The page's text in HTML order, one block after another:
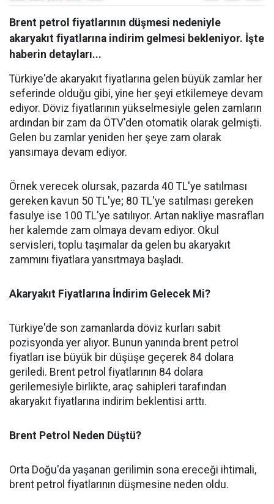
Brent petrol fiyatlarının düşmesi nedeniyle
akaryakıt fiyatlarına indirim gelmesi bekleniyor. İşte
haberin detayları...
Türkiye'de akaryakıt fiyatlarına gelen büyük zamlar her
seferinde olduğu gibi, yine her şeyi etkilemeye devam
ediyor. Döviz fiyatlarının yükselmesiyle gelen zamların
ardından bir zam da ÖTV'den otomatik olarak gelmişti.
Gelen bu zamlar yeniden her şeye zam olarak
yansımaya devam ediyor.
Örnek verecek olursak, pazarda 40 TL'ye satılması
gereken kavun 50 TL'ye; 80 TL'ye satılması gereken
fasulye ise 100 TL'ye satılıyor. Artan nakliye masrafları
her kalemde zam olmaya devam ediyor. Okul
servisleri, toplu taşımalar da gelen bu akaryakıt
zammını fiyatlara yansıtmaya başladı.
Akaryakıt Fiyatlarına İndirim Gelecek Mi?
Türkiye'de son zamanlarda döviz kurları sabit
pozisyonda yer alıyor. Bunun yanında brent petrol
fiyatları ise büyük bir düşüşe geçerek 84 dolara
geriledi. Brent petrol fiyatlarının 84 dolara
gerilemesiyle birlikte, araç sahipleri tarafından
akaryakıt fiyatlarına indirim beklentisi arttı.
Brent Petrol Neden Düştü?
Orta Doğu'da yaşanan gerilimin sona ereceği ihtimali,
brent petrol fiyatlarının düşmesine neden oldu.